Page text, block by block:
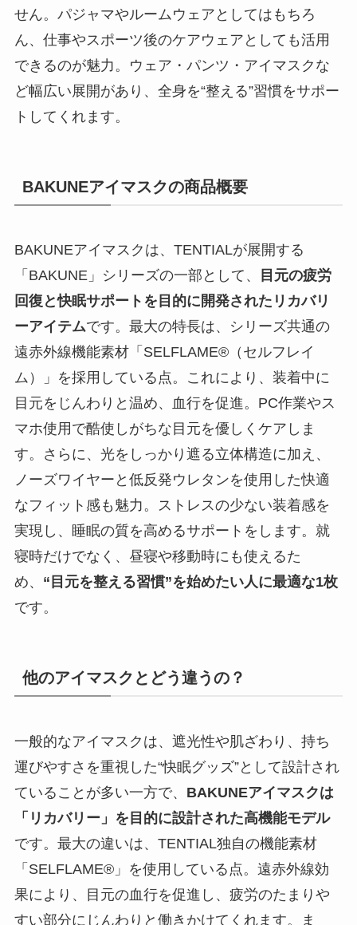
せん。パジャマやルームウェアとしてはもちろ
ん、仕事やスポーツ後のケアウェアとしても活用
できるのが魅力。ウェア・パンツ・アイマスクな
ど幅広い展開があり、全身を“整える”習慣をサポー
トしてくれます。
BAKUNEアイマスクの商品概要
BAKUNEアイマスクは、TENTIALが展開する
「BAKUNE」シリーズの一部として、
目元の疲労
回復と快眠サポートを目的に開発されたリカバリ
ーアイテムです。最大の特長は、シリーズ共通の
遠赤外線機能素材「SELFLAME®（セルフレイ
ム）」を採用している点。これにより、装着中に
目元をじんわりと温め、血行を促進。PC作業やス
マホ使用で酷使しがちな目元を優しくケアしま
す。さらに、光をしっかり遮る立体構造に加え、
ノーズワイヤーと低反発ウレタンを使用した快適
なフィット感も魅力。ストレスの少ない装着感を
実現し、睡眠の質を高めるサポートをします。就
寝時だけでなく、昼寝や移動時にも使えるた
め、 “目元を整える習慣”を始めたい人に最適な1枚
です。
他のアイマスクとどう違うの？
一般的なアイマスクは、遮光性や肌ざわり、持ち
運びやすさを重視した“快眠グッズ”として設計され
ていることが多い一方で、 BAKUNEアイマスクは
「リカバリー」を目的に設計された高機能モデル
です。最大の違いは、TENTIAL独自の機能素材
「SELFLAME®」を使用している点。遠赤外線効
果により、目元の血行を促進し、疲労のたまりや
すい部分にじんわりと働きかけてくれます。ま